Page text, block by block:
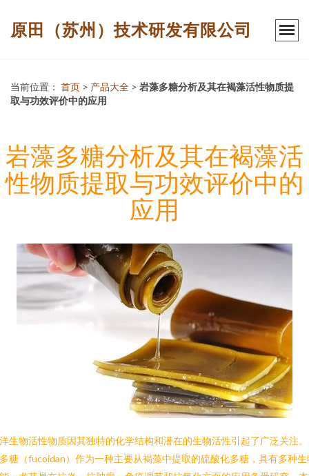
原田（苏州）技术研发有限公司
当前位置： 首页 > 产品大全 > 岩藻多糖分析及其在褐藻活性物质提
取与功效评价中的应用
岩藻多糖分析及其在褐藻活
性物质提取与功效评价中的
应用
生物活性物质因其独特的化学结构和潜在的生物活性引起了广泛关注
糖（fucoidan）作为一种主要从褐藻中提取的硫酸化多糖，具有多种生